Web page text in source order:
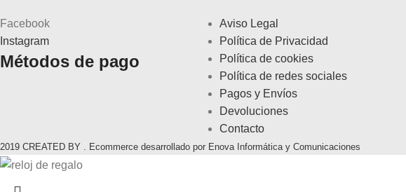
Facebook
Instagram
Métodos de pago
Aviso Legal
Política de Privacidad
Política de cookies
Política de redes sociales
Pagos y Envíos
Devoluciones
Contacto
2019 CREATED BY . Ecommerce desarrollado por Enova Informática y Comunicaciones